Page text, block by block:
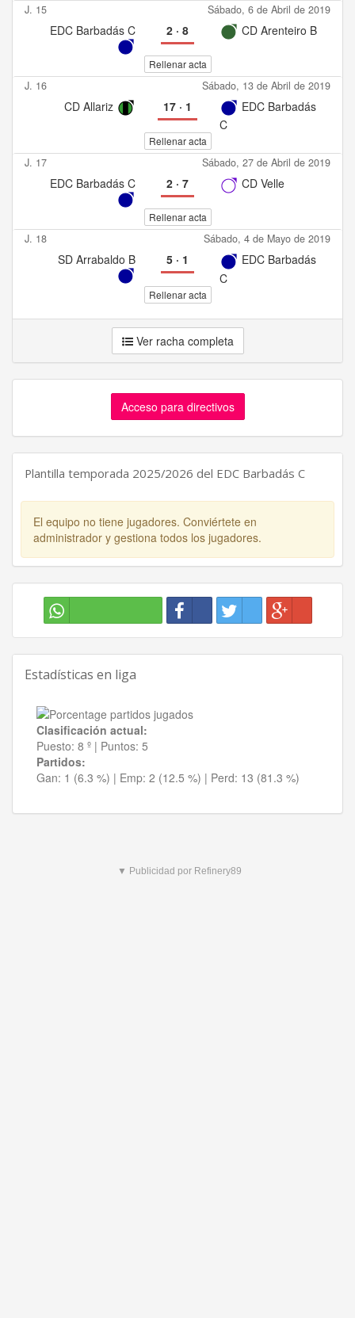
J. 15 Sábado, 6 de Abril de 2019
EDC Barbadás C 2· 8 CD Arenteiro B
Rellenar acta
J. 16 Sábado, 13 de Abril de 2019
CD Allariz 17· 1
EDC Barbadás
C
Rellenar acta
J. 17 Sábado, 27 de Abril de 2019
EDC Barbadás C 2· 7 CD Velle
Rellenar acta
J. 18 Sábado, 4 de Mayo de 2019
SD Arrabaldo B 5· 1
EDC Barbadás
C
Rellenar acta
Ver racha completa
Acceso para directivos
Plantilla temporada 2025/2026 del EDC Barbadás C
El equipo no tiene jugadores. Conviértete en
administrador y gestiona todos los jugadores.
Estadísticas en liga
Clasificación actual:
Puesto: 8 º | Puntos: 5
Partidos:
Gan: 1 (6.3 %) | Emp: 2 (12.5 %) | Perd: 13 (81.3 %)
▼ Publicidad por Refinery89